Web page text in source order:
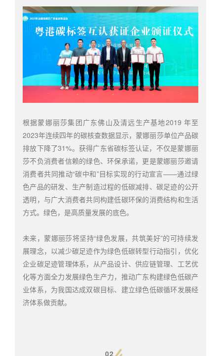
根据蒙娜丽莎集团广东佛山及清远生产基地2019 年至
2023年连续四年的碳核查数据显示，蒙娜丽莎单位产品碳
排放下降了31%。获得广东省碳标签认证，不仅是蒙娜丽
莎不负消费者信赖的绿色、环保承诺，更是蒙娜丽莎邀请
消费者共同推动“碳中和”目标实现的行动宣言——通过绿
色产品的研发、生产制造过程的低碳减排、碳足迹的公开
透明，与广大消费者共同构建低碳环保的消费结构和生活
方式。绿色，是高质量发展的底色。
未来，蒙娜丽莎将坚持“绿色发展，共筑美好”的可持续发
展理念，以减少碳足迹作为绿色低碳转型行动指引，优化
企业碳足迹管理体系，从产品设计、供应链管理、工艺优
化等方面全力发展绿色生产力，推动广东构建绿色低碳产
业体系，为我国达成双碳目标、建立绿色低碳循环发展经
济体系做贡献。
02